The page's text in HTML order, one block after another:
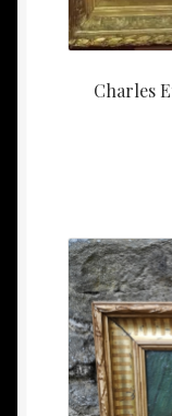
Charles